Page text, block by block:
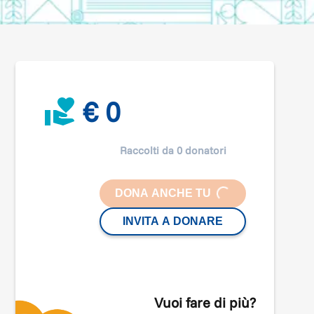
€ 0
Raccolti da 0 donatori
DONA ANCHE TU LOADING...
INVITA A DONARE
Vuoi fare di più?